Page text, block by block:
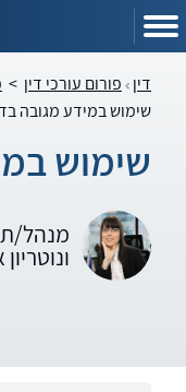
דין פורום עורכי דין >
שימוש במידע מגובה
שימוש
מנהל/ת